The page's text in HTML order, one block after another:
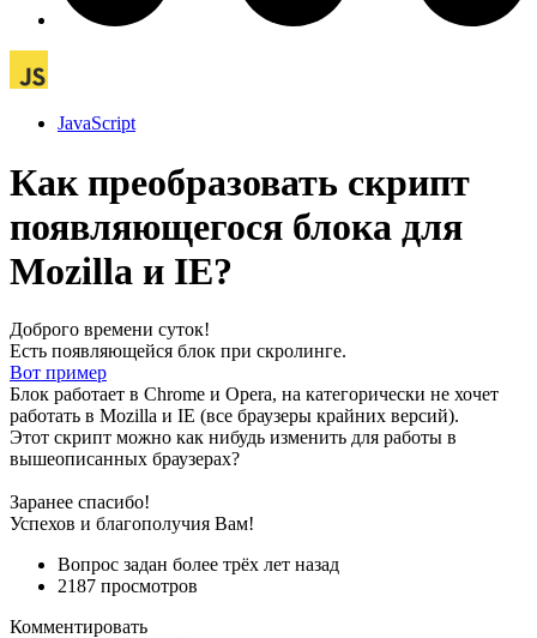
JavaScript
Как преобразовать скрипт
появляющегося блока для
Mozilla и IE?
Доброго времени суток!
Есть появляющейся блок при скролинге.
Вот пример
Блок работает в Chrome и Opera, на категорически не хочет
работать в Mozilla и IE (все браузеры крайних версий).
Этот скрипт можно как нибудь изменить для работы в
вышеописанных браузерах?
Заранее спасибо!
Успехов и благополучия Вам!
Вопрос задан более трёх лет назад
2187 просмотров
Комментировать